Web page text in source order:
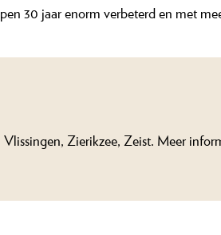
30 jaar enorm verbeterd en met
Zierikzee, Zeist. Meer